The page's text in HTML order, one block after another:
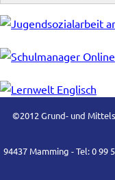
©2012 Grund- und
94437 Mamming - Tel: 0 99